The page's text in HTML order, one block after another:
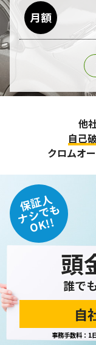
第三者への提供
個人情報は、ご本
る場合を除き、第
個人情報の管理
失、破壊、改ざん
に努め、合理的な
また、個人情報保
するとともに、こ
定め、その内容を
個人情報の訂正
ご本人から、登録
開示の請求があっ
当ホームページが
正・削除・開示等
個人情報保護
当社の「個人情報
月額
他
自己
クロムオ
保証人
ナシでも
OK!!
頭
誰で
自
事務手数料：1